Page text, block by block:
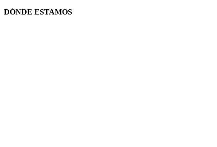
DÓNDE ESTAMOS